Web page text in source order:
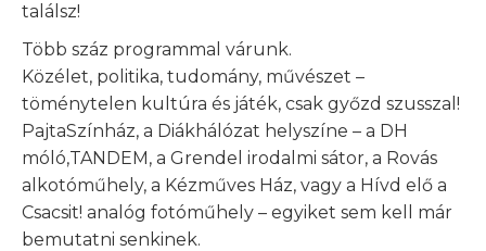
találsz!
Több száz programmal várunk.
Közélet, politika, tudomány, művészet –
töménytelen kultúra és játék, csak győzd szusszal!
PajtaSzínház, a Diákhálózat helyszíne – a DH
móló,TANDEM, a Grendel irodalmi sátor, a Rovás
alkotóműhely, a Kézműves Ház, vagy a Hívd elő a
Csacsit! analóg fotóműhely – egyiket sem kell már
bemutatni senkinek.